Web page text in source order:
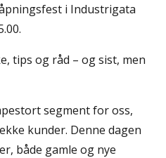
i Industrigata
tips og råd – og sist, men
segment for oss,
kunder. Denne dagen
både gamle og nye